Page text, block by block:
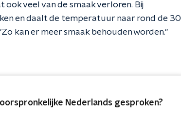
veel van de smaak verloren. Bij
en daalt de temperatuur naar rond de 30
kan er meer smaak behouden worden."
Nederlands gesproken?